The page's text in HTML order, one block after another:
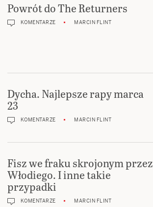
Powrót do The Returners
KOMENTARZE MARCIN FLINT
Dycha. Najlepsze rapy marca
23
KOMENTARZE MARCIN FLINT
Fisz we fraku skrojonym przez
Włodiego. I inne takie
przypadki
KOMENTARZE MARCIN FLINT